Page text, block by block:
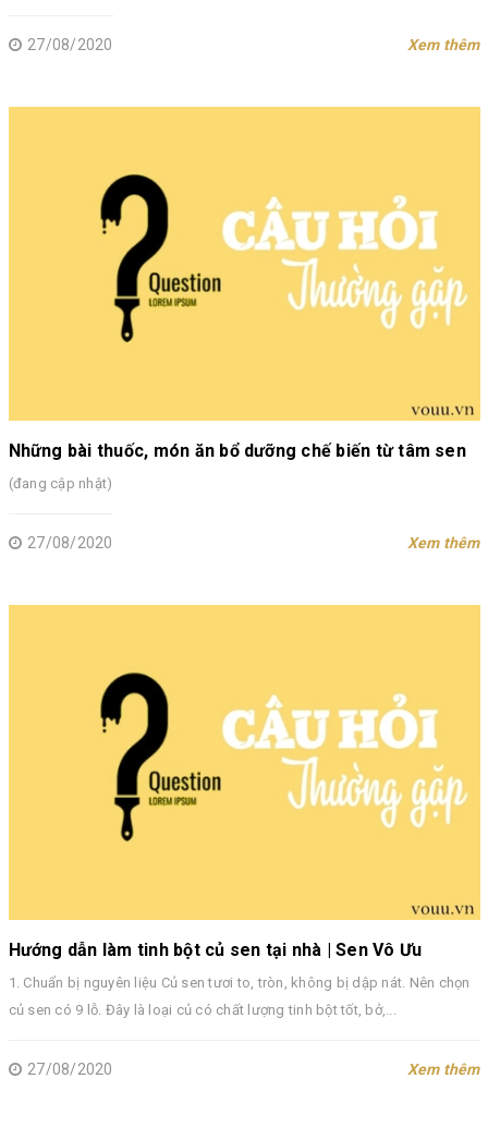
27/08/2020 Xem thêm
Những bài thuốc, món ăn bổ dưỡng chế biến từ tâm sen
(đang cập nhật)
27/08/2020 Xem thêm
Hướng dẫn làm tinh bột củ sen tại nhà | Sen Vô Ưu
1. Chuẩn bị nguyên liệu Củ sen tươi to, tròn, không bị dập nát. Nên chọn
củ sen có 9 lỗ. Đây là loại củ có chất lượng tinh bột tốt, bở,...
27/08/2020 Xem thêm